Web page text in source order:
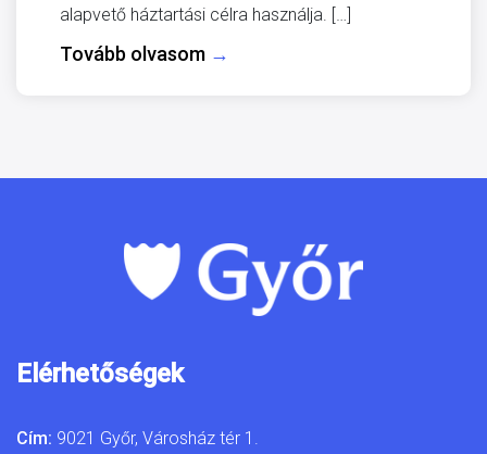
alapvető háztartási célra használja. […]
Tovább olvasom →
Elérhetőségek
Cím: 9021 Győr, Városház tér 1.